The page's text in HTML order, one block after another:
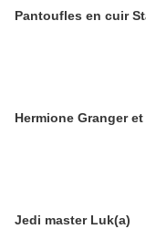
Pantoufles en cuir
Hermione Granger
Jedi master Luk(a)